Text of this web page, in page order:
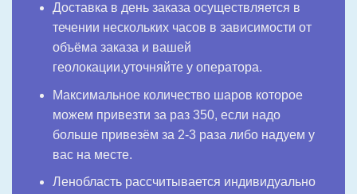
Доставка в день заказа осуществляется в
течении нескольких часов в зависимости от
объёма заказа и вашей
геолокации,уточняйте у оператора.
Максимальное количество шаров которое
можем привезти за раз 350, если надо
больше привезём за 2-3 раза либо надуем у
вас на месте.
Ленобласть рассчитывается индивидуально